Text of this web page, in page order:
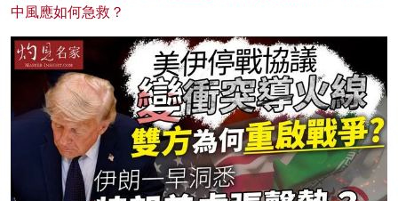
中風應如何急救？